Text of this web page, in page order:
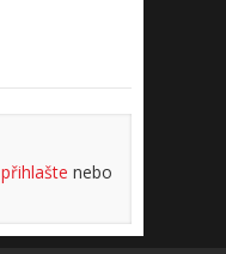
přihlašte nebo